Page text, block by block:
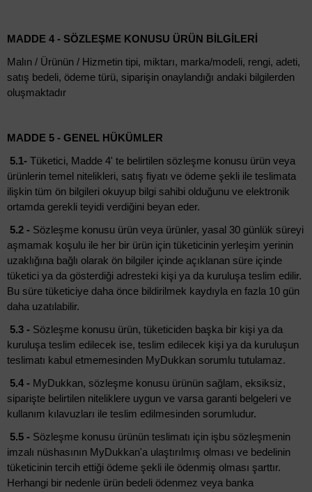
MADDE 4 - SÖZLEŞME KONUSU ÜRÜN BİLGİLERİ
Malın / Ürünün / Hizmetin tipi, miktarı, marka/modeli, rengi, adeti,
satış bedeli, ödeme türü, siparişin onaylandığı andaki bilgilerden
oluşmaktadır
MADDE 5 - GENEL HÜKÜMLER
5.1- Tüketici, Madde 4' te belirtilen sözleşme konusu ürün veya
ürünlerin temel nitelikleri, satış fiyatı ve ödeme şekli ile teslimata
ilişkin tüm ön bilgileri okuyup bilgi sahibi olduğunu ve elektronik
ortamda gerekli teyidi verdiğini beyan eder.
5.2 - Sözleşme konusu ürün veya ürünler, yasal 30 günlük süreyi
aşmamak koşulu ile her bir ürün için tüketicinin yerleşim yerinin
uzaklığına bağlı olarak ön bilgiler içinde açıklanan süre içinde
tüketici ya da gösterdiği adresteki kişi ya da kuruluşa teslim edilir.
Bu süre tüketiciye daha önce bildirilmek kaydıyla en fazla 10 gün
daha uzatılabilir.
5.3 - Sözleşme konusu ürün, tüketiciden başka bir kişi ya da
kuruluşa teslim edilecek ise, teslim edilecek kişi ya da kuruluşun
teslimatı kabul etmemesinden MyDukkan sorumlu tutulamaz.
5.4 - MyDukkan, sözleşme konusu ürünün sağlam, eksiksiz,
siparişte belirtilen niteliklere uygun ve varsa garanti belgeleri ve
kullanım kılavuzları ile teslim edilmesinden sorumludur.
5.5 - Sözleşme konusu ürünün teslimatı için işbu sözleşmenin
imzalı nüshasının MyDukkan'a ulaştırılmış olması ve bedelinin
tüketicinin tercih ettiği ödeme şekli ile ödenmiş olması şarttır.
Herhangi bir nedenle ürün bedeli ödenmez veya banka